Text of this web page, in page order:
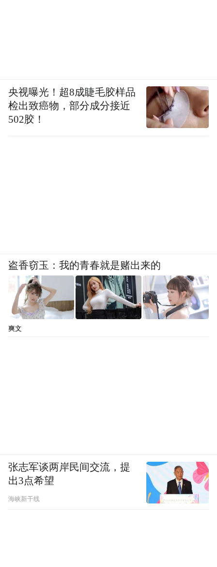
央视曝光！超8成睫毛胶样品
检出致癌物，部分成分接近
502胶！
盗香窃玉：我的青春就是赌出来的
爽文
张志军谈两岸民间交流，提
出3点希望
海峡新干线